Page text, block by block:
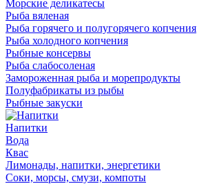
Морские деликатесы
Рыба вяленая
Рыба горячего и полугорячего копчения
Рыба холодного копчения
Рыбные консервы
Рыба слабосоленая
Замороженная рыба и морепродукты
Полуфабрикаты из рыбы
Рыбные закуски
Напитки
Вода
Квас
Лимонады, напитки, энергетики
Соки, морсы, смузи, компоты